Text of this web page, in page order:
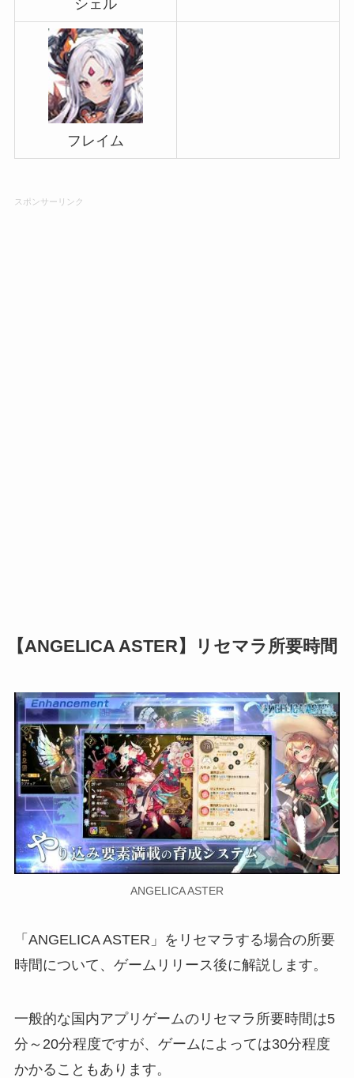
シェル
フレイム
スポンサーリンク
【ANGELICA ASTER】リセマラ所要時間
ANGELICA ASTER
「ANGELICA ASTER」をリセマラする場合の所要
時間について、ゲームリリース後に解説します。
一般的な国内アプリゲームのリセマラ所要時間は5
分～20分程度ですが、ゲームによっては30分程度
かかることもあります。